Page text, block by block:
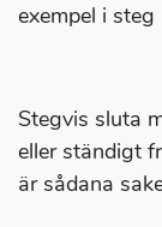
exempel i
Stegvis sluta
eller ständigt
är sådana